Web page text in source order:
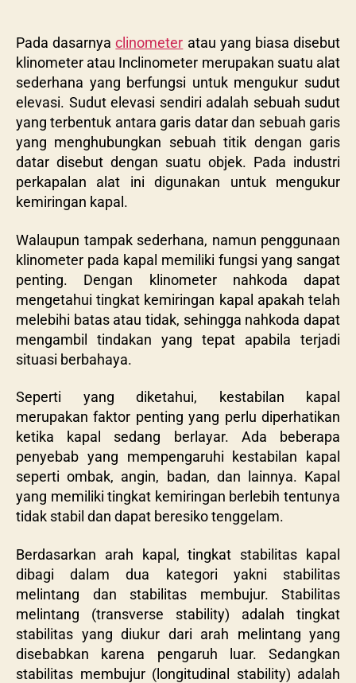
Pada dasarnyaclinometer atau yang biasa disebut
klinometer atau Inclinometer merupakan suatu alat
sederhana yang berfungsi untuk mengukur sudut
elevasi. Sudut elevasi sendiri adalah sebuah sudut
yang terbentuk antara garis datar dan sebuah garis
yang menghubungkan sebuah titik dengan garis
datar disebut dengan suatu objek. Pada industri
perkapalan alat ini digunakan untuk mengukur
kemiringan kapal.
Walaupun tampak sederhana, namun penggunaan
klinometer pada kapal memiliki fungsi yang sangat
penting. Dengan klinometer nahkoda dapat
mengetahui tingkat kemiringan kapal apakah telah
melebihi batas atau tidak, sehingga nahkoda dapat
mengambil tindakan yang tepat apabila terjadi
situasi berbahaya.
Seperti yang diketahui, kestabilan kapal
merupakan faktor penting yang perlu diperhatikan
ketika kapal sedang berlayar. Ada beberapa
penyebab yang mempengaruhi kestabilan kapal
seperti ombak, angin, badan, dan lainnya. Kapal
yang memiliki tingkat kemiringan berlebih tentunya
tidak stabil dan dapat beresiko tenggelam.
Berdasarkan arah kapal, tingkat stabilitas kapal
dibagi dalam dua kategori yakni stabilitas
melintang dan stabilitas membujur. Stabilitas
melintang (transverse stability) adalah tingkat
stabilitas yang diukur dari arah melintang yang
disebabkan karena pengaruh luar. Sedangkan
stabilitas membujur (longitudinal stability) adalah